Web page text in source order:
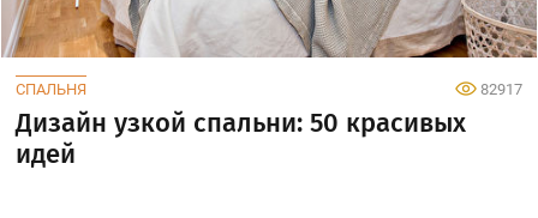
СПАЛЬНЯ 82917
Дизайн узкой спальни: 50 красивых
идей